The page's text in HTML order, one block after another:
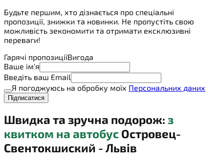
Будьте першим, хто дізнається про спеціальні
пропозиції, знижки та новинки. Не пропустіть свою
можливість зекономити та отримати ексклюзивні
переваги!
Гарячі пропозиціїВигода
Ваше ім'я
Введіть ваш Email
Я погоджуюсь на обробку моїх Персональних даних
Підписатися
Швидка та зручна подорож: з
квитком на автобус Островец-
Свентокшиский - Львів